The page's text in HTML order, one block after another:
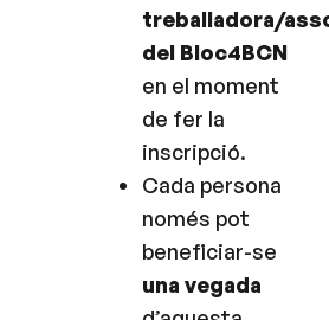
treballadora/
del Bloc4BCN
en el moment
de fer la
inscripció.
Cada persona
només pot
beneficiar-se
una vegada